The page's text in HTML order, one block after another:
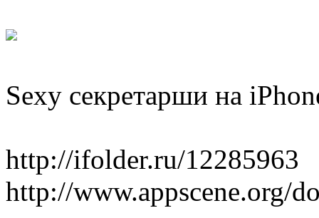
Sexy секретарши на
http://ifolder.ru/12285963
http://www.appscene.org/